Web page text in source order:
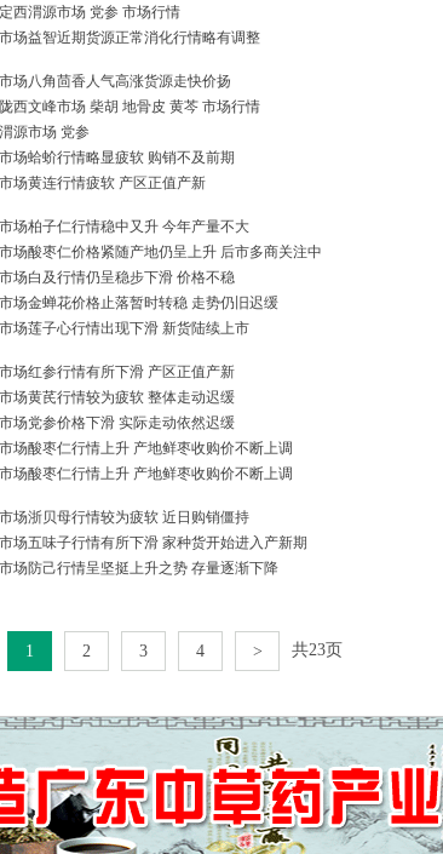
西渭源市场 党参 市场行情
场益智近期货源正常消化行情略有调整
场八角茴香人气高涨货源走快价扬
西文峰市场 柴胡 地骨皮 黄芩 市场行情
源市场 党参
场蛤蚧行情略显疲软 购销不及前期
场黄连行情疲软 产区正值产新
场柏子仁行情稳中又升 今年产量不大
场酸枣仁价格紧随产地仍呈上升 后市多商关注中
场白及行情仍呈稳步下滑 价格不稳
场金蝉花价格止落暂时转稳 走势仍旧迟缓
场莲子心行情出现下滑 新货陆续上市
场红参行情有所下滑 产区正值产新
场黄芪行情较为疲软 整体走动迟缓
场党参价格下滑 实际走动依然迟缓
场酸枣仁行情上升 产地鲜枣收购价不断上调
场酸枣仁行情上升 产地鲜枣收购价不断上调
场浙贝母行情较为疲软 近日购销僵持
场五味子行情有所下滑 家种货开始进入产新期
场防己行情呈坚挺上升之势 存量逐渐下降
1 2 3 4 > 共23页